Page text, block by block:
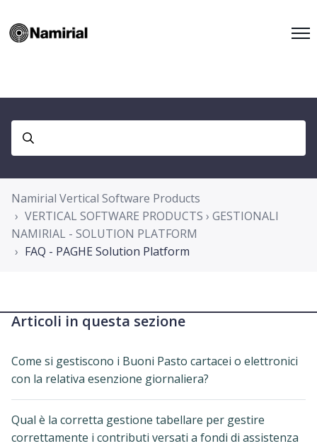
Namirial Vertical Software Products
VERTICAL SOFTWARE PRODUCTS › GESTIONALI
NAMIRIAL - SOLUTION PLATFORM
FAQ - PAGHE Solution Platform
Articoli in questa sezione
Come si gestiscono i Buoni Pasto cartacei o elettronici
con la relativa esenzione giornaliera?
Qual è la corretta gestione tabellare per gestire
correttamente i contributi versati a fondi di assistenza